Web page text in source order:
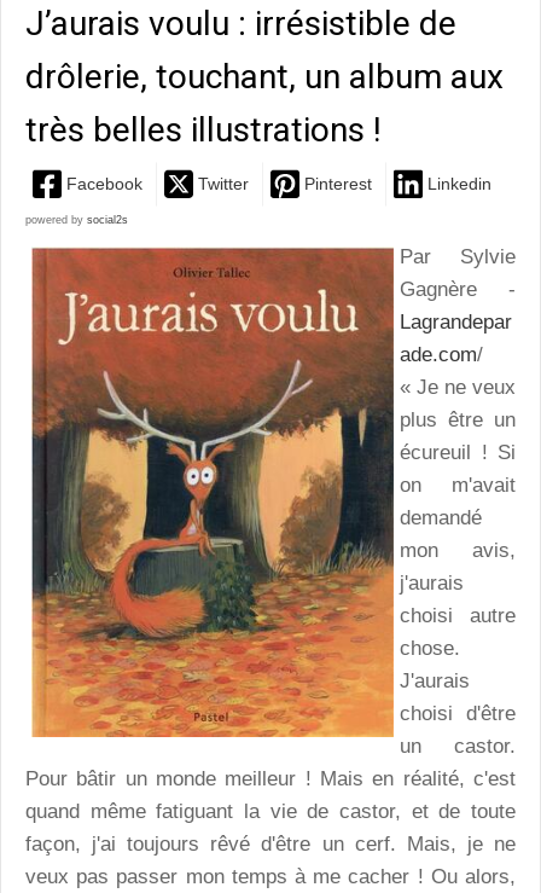
J’aurais voulu : irrésistible de
drôlerie, touchant, un album aux
très belles illustrations !
Facebook Twitter Pinterest Linkedin
powered by social2s
Par Sylvie
Gagnère -
Lagrandepar
ade.com/
« Je ne veux
plus être un
écureuil ! Si
on m'avait
demandé
mon avis,
j'aurais
choisi autre
chose.
J'aurais
choisi d'être
un castor.
Pour bâtir un monde meilleur ! Mais en réalité, c'est
quand même fatiguant la vie de castor, et de toute
façon, j'ai toujours rêvé d'être un cerf. Mais, je ne
veux pas passer mon temps à me cacher ! Ou alors,